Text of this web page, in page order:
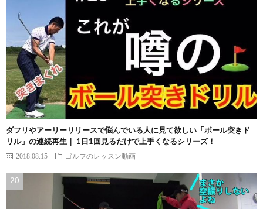
ダフリやアーリーリリースで悩んでいる人に見て欲しい「ボール突きド
リル」の連続再生｜ 1日1回見るだけで上手くなるシリーズ！
2018.08.15 ゴルフのレッスン動画